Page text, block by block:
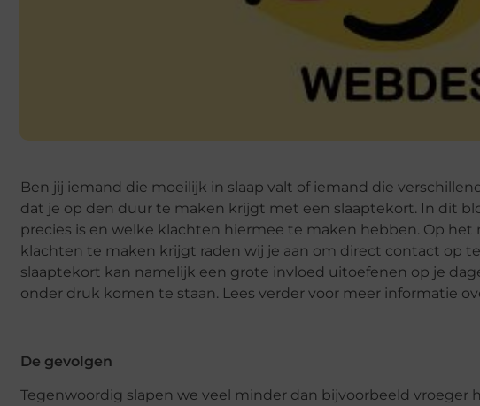
Ben jij iemand die moeilijk in slaap valt of iemand die
dat je op den duur te maken krijgt met een slaaptekort. In dit
precies is en welke klachten hiermee te maken hebben. Op
klachten te maken krijgt raden wij je aan om direct contact op
slaaptekort kan namelijk een grote invloed uitoefenen op je
onder druk komen te staan. Lees verder voor meer informatie
De gevolgen
Tegenwoordig slapen we veel minder dan bijvoorbeeld vroeger